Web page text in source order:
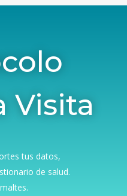
Visita
tus datos,
de salud.